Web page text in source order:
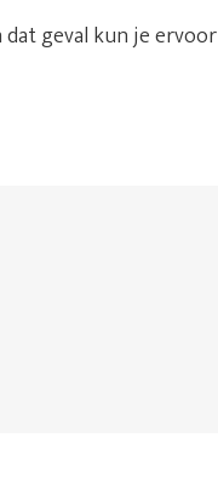
geval kun je ervoor